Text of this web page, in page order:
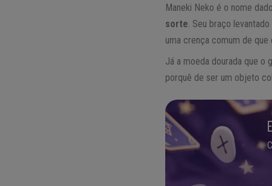
Maneki Neko é o nome
sorte. Seu braço
uma crença comum de
Já a moeda dourada que o
porquê de ser um objeto